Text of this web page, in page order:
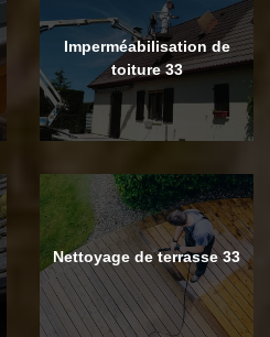
Imperméabilisation de
toiture 33
Nettoyage de terrasse 33